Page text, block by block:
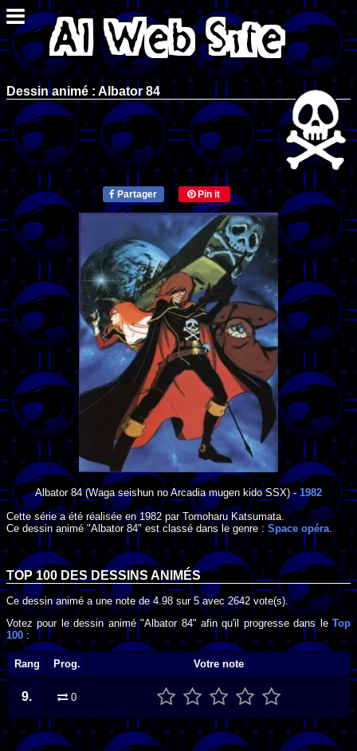
Dessin animé : Albator 84
Partager Pin it
Albator 84(Waga seishun no Arcadia mugen kido SSX) -1982
Cette série a été réalisée en1982 par Tomoharu Katsumata.
Ce dessin animé "Albator 84" est classé dans le genre : Space opéra.
TOP 100 DES DESSINS ANIMÉS
Ce dessin animé a une note de4.98 sur5avec2642vote(s).
Votez pour le dessin animé "Albator 84" afin qu'il progresse dans leTop
100 :
Rang Prog. Votre note
9. 0